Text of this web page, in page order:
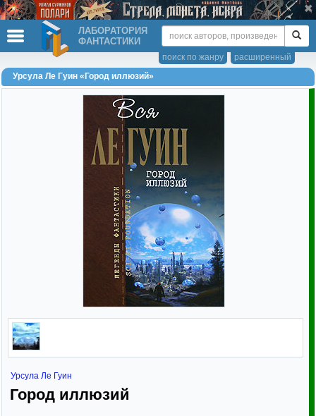
ЛАБОРАТОРИЯ
ФАНТАСТИКИ
расширенный
поиск по жанру
Урсула Ле Гуин «Город иллюзий»
Урсула Ле Гуин
Город иллюзий